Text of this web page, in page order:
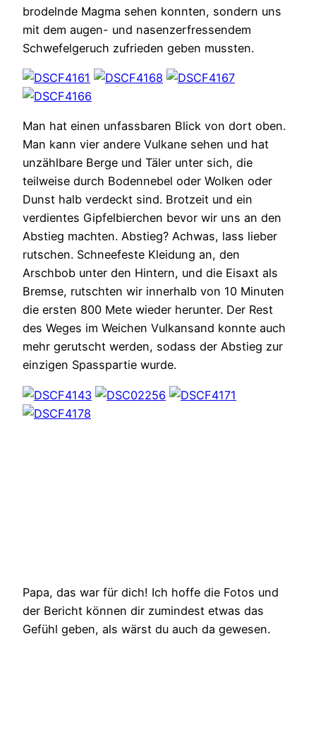
brodelnde Magma sehen konnten, sondern uns
mit dem augen- und nasenzerfressendem
Schwefelgeruch zufrieden geben mussten.
Man hat einen unfassbaren Blick von dort oben.
Man kann vier andere Vulkane sehen und hat
unzählbare Berge und Täler unter sich, die
teilweise durch Bodennebel oder Wolken oder
Dunst halb verdeckt sind. Brotzeit und ein
verdientes Gipfelbierchen bevor wir uns an den
Abstieg machten. Abstieg? Achwas, lass lieber
rutschen. Schneefeste Kleidung an, den
Arschbob unter den Hintern, und die Eisaxt als
Bremse, rutschten wir innerhalb von 10 Minuten
die ersten 800 Mete wieder herunter. Der Rest
des Weges im Weichen Vulkansand konnte auch
mehr gerutscht werden, sodass der Abstieg zur
einzigen Spasspartie wurde.
Papa, das war für dich! Ich hoffe die Fotos und
der Bericht können dir zumindest etwas das
Gefühl geben, als wärst du auch da gewesen.